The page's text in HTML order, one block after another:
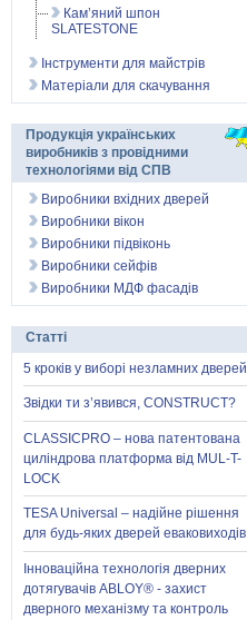
Кам’яний шпон
SLATESTONE
Інструменти для майстрів
Матеріали для скачування
Продукція українських
виробників з провідними
технологіями від СПВ
Виробники вхідних дверей
Виробники вікон
Виробники підвіконь
Виробники сейфів
Виробники МДФ фасадів
Статті
5 кроків у виборі незламних дверей
Звідки ти з’явився, CONSTRUCT?
CLASSICPRO – нова патентована
циліндрова платформа від MUL-T-
LOCK
TESA Universal – надійне рішення
для будь-яких дверей еваковиходів
Інноваційна технологія дверних
дотягувачів ABLOY® - захист
дверного механізму та контроль